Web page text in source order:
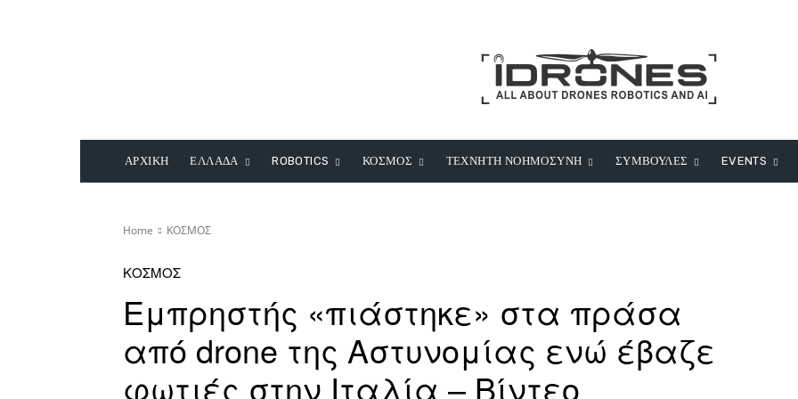
ΑΡΧΙΚΗ ΕΛΛΑΔΑ ROBOTICS ΚΟΣΜΟΣ ΤΕΧΝΗΤΗ ΝΟΗΜΟΣΥΝΗ ΣΥΜΒΟΥΛΕΣ EVENTS
Home ΚΟΣΜΟΣ
ΚΟΣΜΟΣ
Εμπρηστής «πιάστηκε» στα πράσα
από drone της Αστυνομίας ενώ έβαζε
φωτιές στην Ιταλία – Βίντεο